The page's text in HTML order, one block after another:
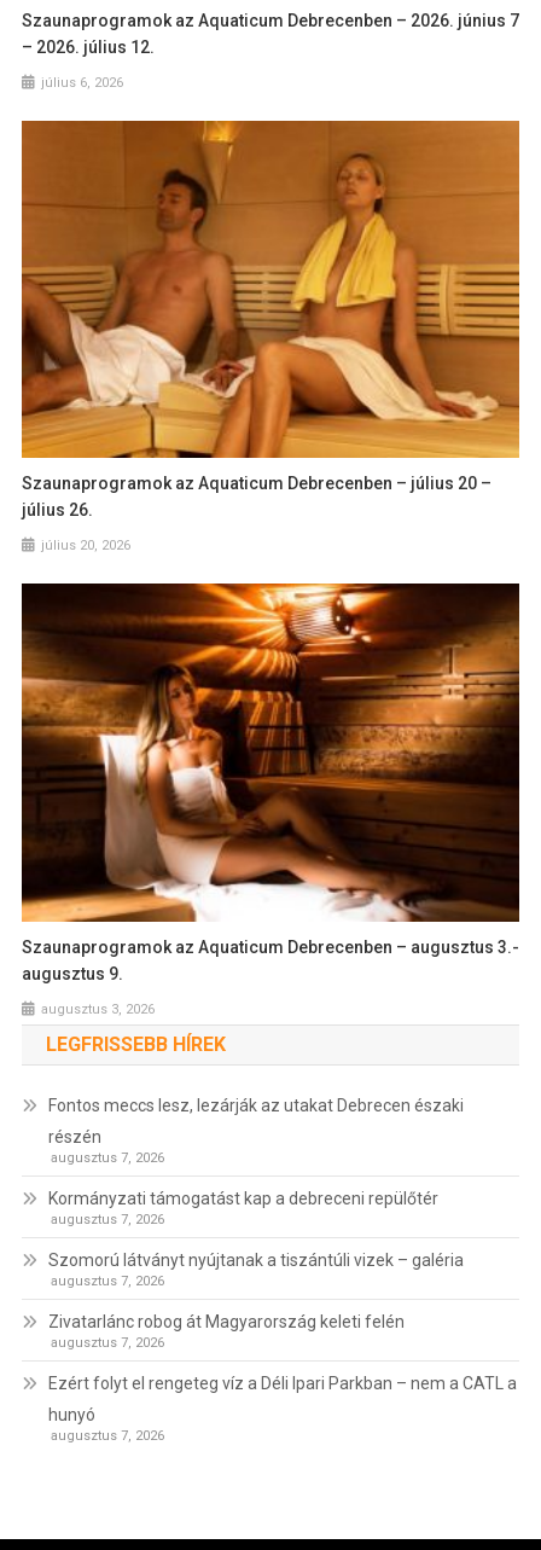
Szaunaprogramok az Aquaticum Debrecenben – 2026. június 7
– 2026. július 12.
július 6, 2026
Szaunaprogramok az Aquaticum Debrecenben – július 20 –
július 26.
július 20, 2026
Szaunaprogramok az Aquaticum Debrecenben – augusztus 3.-
augusztus 9.
augusztus 3, 2026
LEGFRISSEBB HÍREK
Fontos meccs lesz, lezárják az utakat Debrecen északi
részén
augusztus 7, 2026
Kormányzati támogatást kap a debreceni repülőtér
augusztus 7, 2026
Szomorú látványt nyújtanak a tiszántúli vizek – galéria
augusztus 7, 2026
Zivatarlánc robog át Magyarország keleti felén
augusztus 7, 2026
Ezért folyt el rengeteg víz a Déli Ipari Parkban – nem a CATL a
hunyó
augusztus 7, 2026